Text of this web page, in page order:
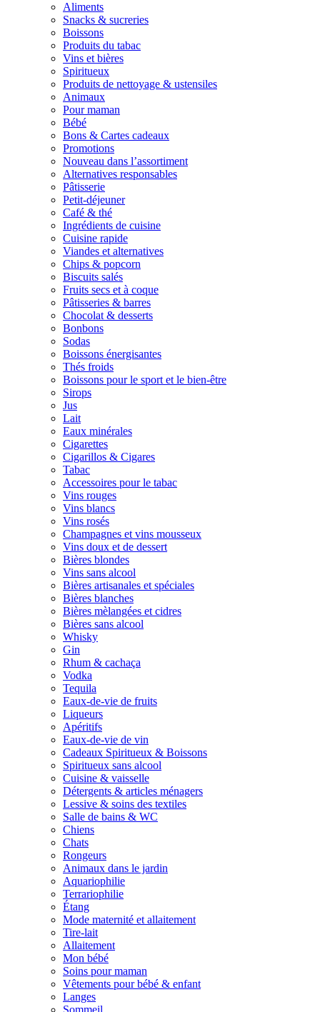
Aliments
Snacks & sucreries
Boissons
Produits du tabac
Vins et bières
Spiritueux
Produits de nettoyage & ustensiles
Animaux
Pour maman
Bébé
Bons & Cartes cadeaux
Promotions
Nouveau dans l’assortiment
Alternatives responsables
Pâtisserie
Petit-déjeuner
Café & thé
Ingrédients de cuisine
Cuisine rapide
Viandes et alternatives
Chips & popcorn
Biscuits salés
Fruits secs et à coque
Pâtisseries & barres
Chocolat & desserts
Bonbons
Sodas
Boissons énergisantes
Thés froids
Boissons pour le sport et le bien-être
Sirops
Jus
Lait
Eaux minérales
Cigarettes
Cigarillos & Cigares
Tabac
Accessoires pour le tabac
Vins rouges
Vins blancs
Vins rosés
Champagnes et vins mousseux
Vins doux et de dessert
Bières blondes
Vins sans alcool
Bières artisanales et spéciales
Bières blanches
Bières mèlangées et cidres
Bières sans alcool
Whisky
Gin
Rhum & cachaça
Vodka
Tequila
Eaux-de-vie de fruits
Liqueurs
Apéritifs
Eaux-de-vie de vin
Cadeaux Spiritueux & Boissons
Spiritueux sans alcool
Cuisine & vaisselle
Détergents & articles ménagers
Lessive & soins des textiles
Salle de bains & WC
Chiens
Chats
Rongeurs
Animaux dans le jardin
Aquariophilie
Terrariophilie
Étang
Mode maternité et allaitement
Tire-lait
Allaitement
Mon bébé
Soins pour maman
Vêtements pour bébé & enfant
Langes
Sommeil